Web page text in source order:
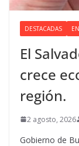
DESTACADAS
El
crece
región.
2 agosto, 2026
Gobierno de